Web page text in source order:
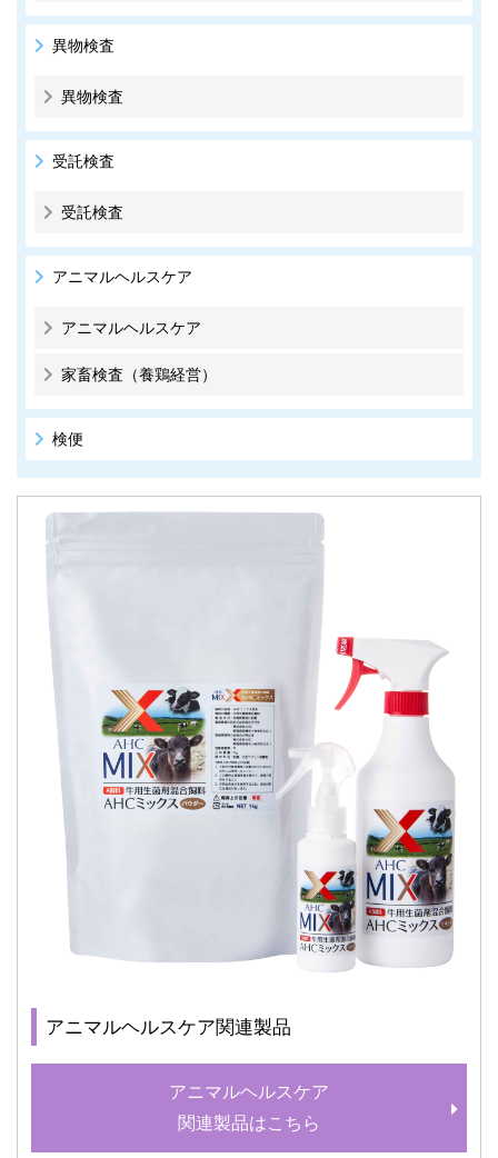
異物検査
異物検査
受託検査
受託検査
アニマルヘルスケア
アニマルヘルスケア
家畜検査（養鶏経営）
検便
アニマルヘルスケア関連製品
アニマルヘルスケア
関連製品はこちら